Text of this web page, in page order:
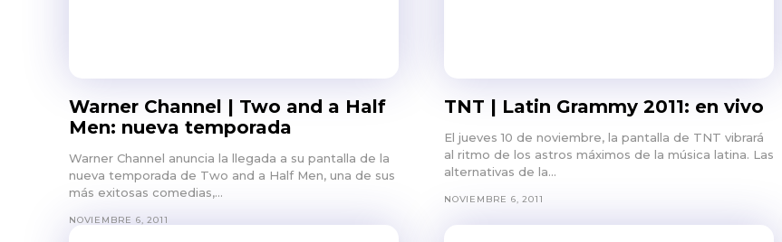
Warner Channel | Two and a Half
Men: nueva temporada
Warner Channel anuncia la llegada a su pantalla de la
nueva temporada de Two and a Half Men, una de sus
más exitosas comedias,...
NOVIEMBRE 6, 2011
TNT | Latin Grammy 2011: en vivo
El jueves 10 de noviembre, la pantalla de TNT vibrará
al ritmo de los astros máximos de la música latina. Las
alternativas de la...
NOVIEMBRE 6, 2011